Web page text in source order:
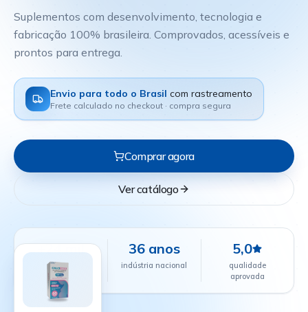
Suplementos com desenvolvimento, tecnologia e
fabricação 100% brasileira. Comprovados, acessíveis e
prontos para entrega.
Envio para todo o Brasil com rastreamento
Frete calculado no checkout · compra segura
Comprar agora
Ver catálogo
+24 mil
farmácias
parceiras
36 anos
indústria nacional
5,0
qualidade
aprovada